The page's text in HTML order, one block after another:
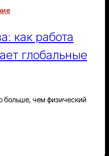
как работа
глобальные
больше, чем физический